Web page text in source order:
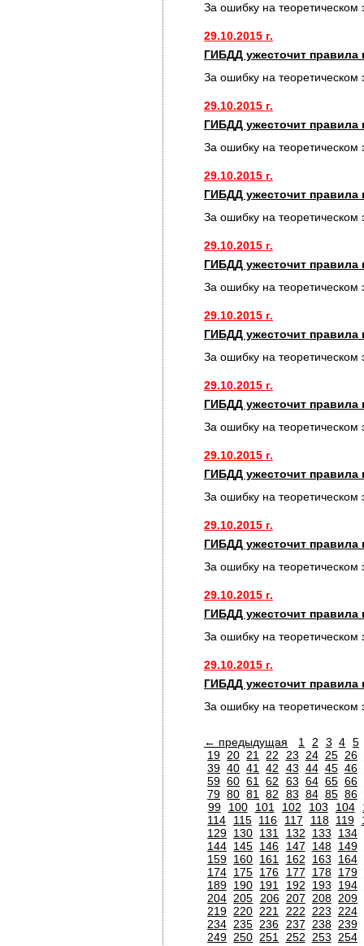
За ошибку на теоретическом
29.10.2015 г.
ГИБДД ужесточит правила
За ошибку на теоретическом
29.10.2015 г.
ГИБДД ужесточит правила
За ошибку на теоретическом
29.10.2015 г.
ГИБДД ужесточит правила
За ошибку на теоретическом
29.10.2015 г.
ГИБДД ужесточит правила
За ошибку на теоретическом
29.10.2015 г.
ГИБДД ужесточит правила
За ошибку на теоретическом
29.10.2015 г.
ГИБДД ужесточит правила
За ошибку на теоретическом
29.10.2015 г.
ГИБДД ужесточит правила
За ошибку на теоретическом
29.10.2015 г.
ГИБДД ужесточит правила
За ошибку на теоретическом
29.10.2015 г.
ГИБДД ужесточит правила
За ошибку на теоретическом
29.10.2015 г.
ГИБДД ужесточит правила
За ошибку на теоретическом
← предыдущая 1 2 3 4 5
19 20 21 22 23 24 25 26
39 40 41 42 43 44 45 46
59 60 61 62 63 64 65 66
79 80 81 82 83 84 85 86
99
100 101 102 103 104
114
115 116 117 118 119
129 130 131 132 133 134
144 145 146 147 148 149
159 160 161 162 163 164
174 175 176 177 178 179
189 190 191 192 193 194
204 205 206 207 208 209
219 220 221 222 223 224
234 235 236 237 238 239
249 250 251 252 253 254